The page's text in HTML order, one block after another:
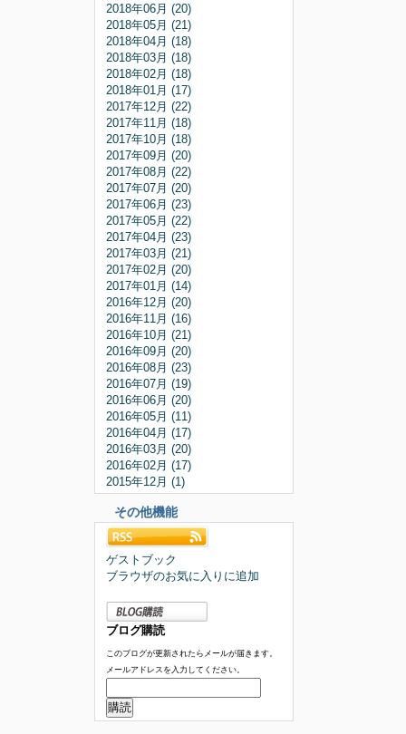
2018年06月 (20)
2018年05月 (21)
2018年04月 (18)
2018年03月 (18)
2018年02月 (18)
2018年01月 (17)
2017年12月 (22)
2017年11月 (18)
2017年10月 (18)
2017年09月 (20)
2017年08月 (22)
2017年07月 (20)
2017年06月 (23)
2017年05月 (22)
2017年04月 (23)
2017年03月 (21)
2017年02月 (20)
2017年01月 (14)
2016年12月 (20)
2016年11月 (16)
2016年10月 (21)
2016年09月 (20)
2016年08月 (23)
2016年07月 (19)
2016年06月 (20)
2016年05月 (11)
2016年04月 (17)
2016年03月 (20)
2016年02月 (17)
2015年12月 (1)
その他機能
ゲストブック
ブラウザのお気に入りに追加
ブログ購読
このブログが更新されたらメールが届きます。
メールアドレスを入力してください。